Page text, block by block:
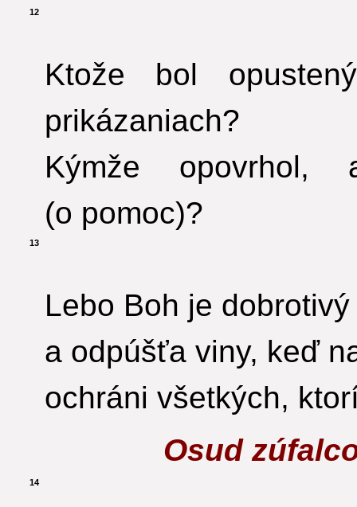
12
Ktože bol
prikázaniach?
Kýmže
(o pomoc)?
13
Lebo Boh je
a odpúšťa viny, keď
ochráni všetkých,
Osud
14